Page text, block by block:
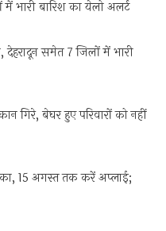
भारी बारिश का येलो अलर्ट
समेत 7 जिलों में भारी
गिरे, बेघर हुए परिवारों को नहीं
15 अगस्त तक करें अप्लाई;